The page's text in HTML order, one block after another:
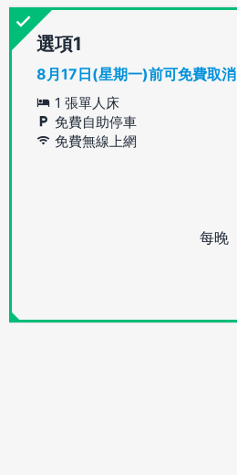
選項
8月17日(星期一)前可免費取消
1 張單人床
免費自助停車
免費無線上網
每晚